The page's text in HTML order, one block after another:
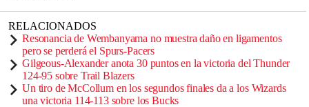
RELACIONADOS
Resonancia de Wembanyama no muestra daño en ligamentos
pero se perderá el Spurs-Pacers
Gilgeous-Alexander anota 30 puntos en la victoria del Thunder
124-95 sobre Trail Blazers
Un tiro de McCollum en los segundos finales da a los Wizards
una victoria 114-113 sobre los Bucks